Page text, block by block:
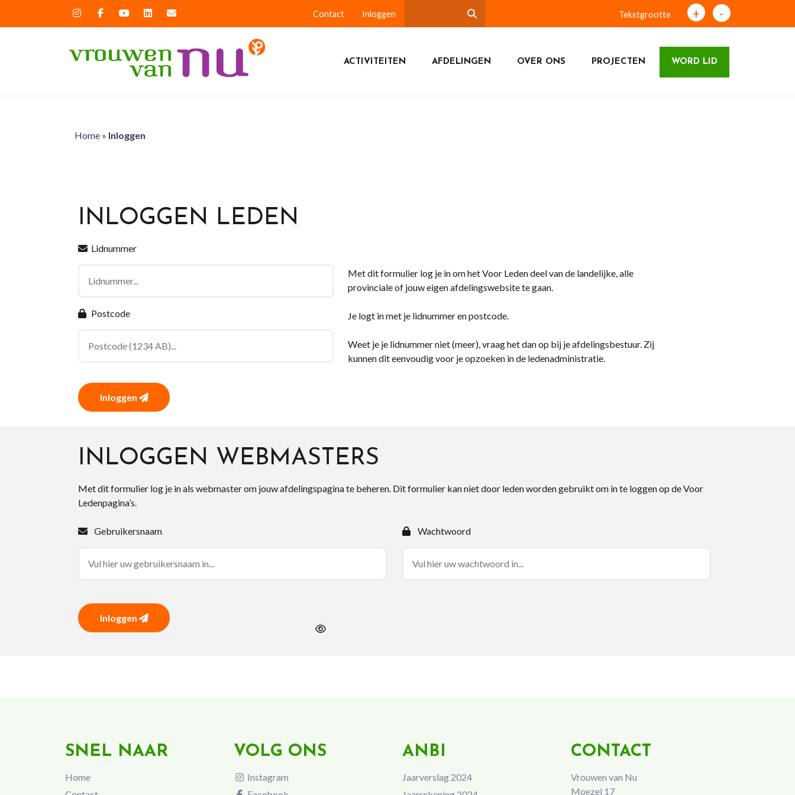
Contact Inloggen Tekstgrootte + -
ACTIVITEITEN AFDELINGEN OVER ONS PROJECTEN WORD LID
Home» Inloggen
INLOGGEN LEDEN
Lidnummer
Postcode
Inloggen
Met dit formulier log je in om het Voor Leden deel van de landelijke, alle
provinciale of jouw eigen afdelingswebsite te gaan.
Je logt in met je lidnummer en postcode.
Weet je je lidnummer niet (meer), vraag het dan op bij je afdelingsbestuur. Zij
kunnen dit eenvoudig voor je opzoeken in de ledenadministratie.
INLOGGEN WEBMASTERS
Met dit formulier log je in als webmaster om jouw afdelingspagina te beheren. Dit formulier kan niet door leden worden gebruikt om in te loggen op de Voor
Ledenpagina’s.
Gebruikersnaam Wachtwoord
Inloggen
SNEL NAAR
Home
VOLG ONS
Instagram
ANBI
Jaarverslag 2024
CONTACT
Vrouwen van Nu
Moezel 17